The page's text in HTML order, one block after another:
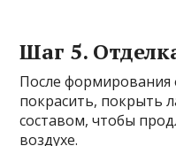
Шаг 5.
После
покрасить, покрыть
составом, чтобы
воздухе.